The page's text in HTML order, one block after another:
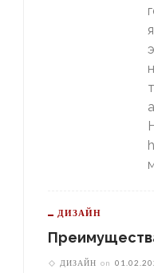
ДИЗАЙН
ДИЗАЙН on